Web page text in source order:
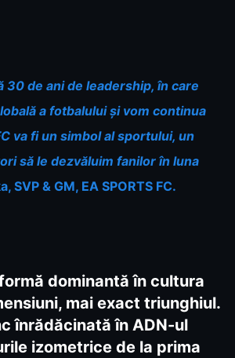
30 de ani de leadership, în care
a fotbalului și vom continua
va fi un simbol al sportului, un
să le dezvăluim fanilor în luna
SVP & GM, EA SPORTS FC.
dominantă în cultura
mai exact triunghiul.
înrădăcinată în ADN-ul
izometrice de la prima